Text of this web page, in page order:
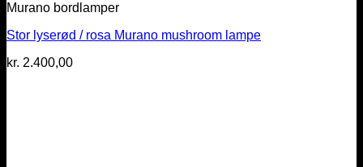
Murano bordlamper
Stor lyserød / rosa Murano mushroom lampe
kr. 2.400,00